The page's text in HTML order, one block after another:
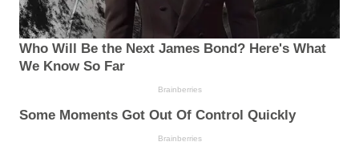
Who Will Be the Next James Bond? Here's What
We Know So Far
Brainberries
Some Moments Got Out Of Control Quickly
Brainberries